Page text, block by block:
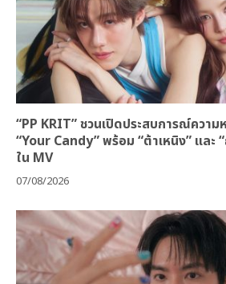
“PP KRIT” ชวนเปิดประสบการณ์ความ
“Your Candy” พร้อม “ต้าเหนิง” และ
ใน MV
07/08/2026